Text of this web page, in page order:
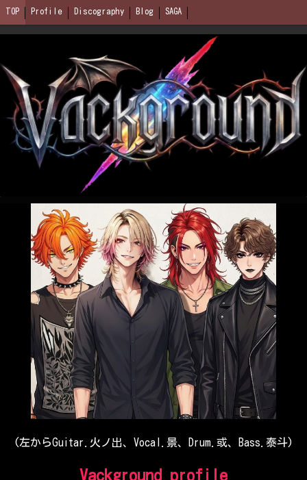
TOP Profile Discography Blog SAGA
(左からGuitar.火ノ出、Vocal.景、Drum.或、Bass.泰斗)
Vackground profile